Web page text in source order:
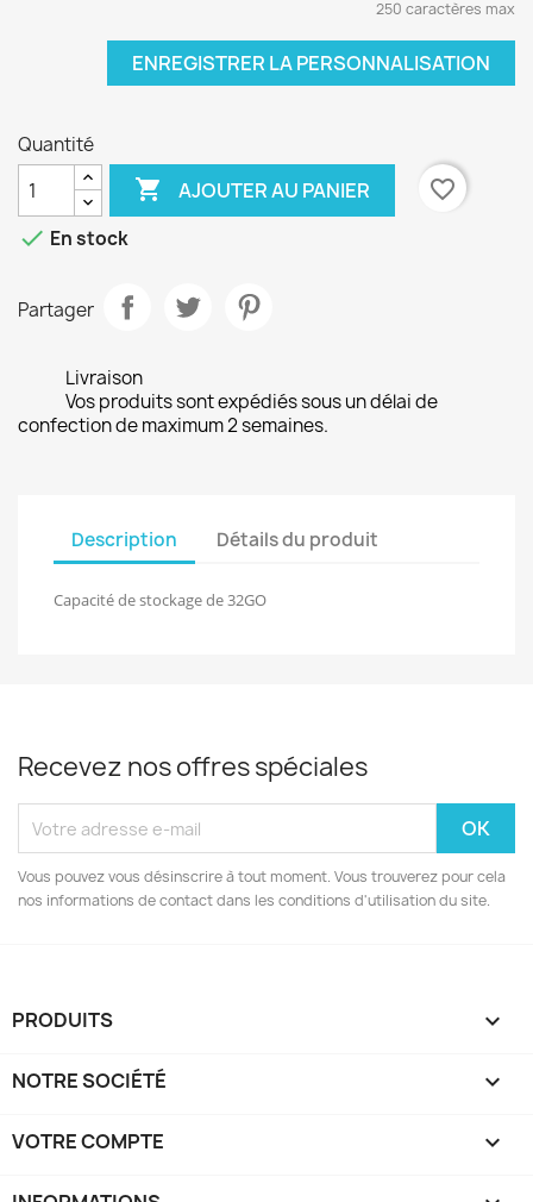
250 caractères max
ENREGISTRER LA PERSONNALISATION
Quantité
 AJOUTER AU PANIER
favorite_border
 En stock
Partager
Livraison
Vos produits sont expédiés sous un délai de
confection de maximum 2 semaines.
Description Détails du produit
Capacité de stockage de 32GO
Recevez nos offres spéciales
Vous pouvez vous désinscrire à tout moment. Vous trouverez pour cela
nos informations de contact dans les conditions d'utilisation du site.
PRODUITS 
NOTRE SOCIÉTÉ 
VOTRE COMPTE 